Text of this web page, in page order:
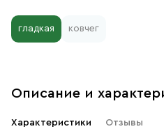
гладкая ковчег
Описание и
Характеристики Отзывы